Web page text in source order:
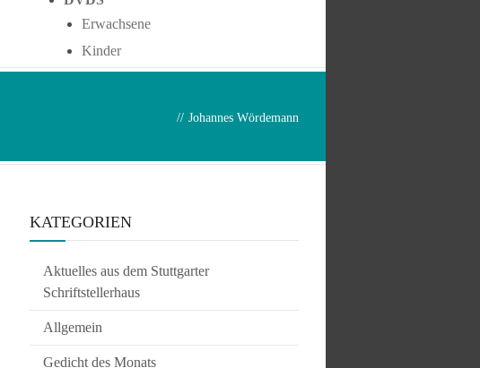
Erwachsene
Kinder
// Johannes Wördemann
KATEGORIEN
Aktuelles aus dem Stuttgarter
Schriftstellerhaus
Allgemein
Gedicht des Monats